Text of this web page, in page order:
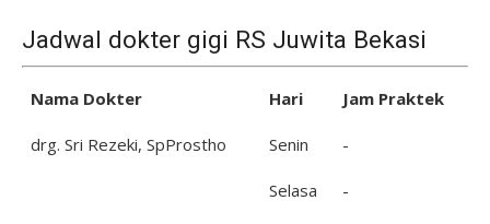
Jadwal dokter gigi RS Juwita Bekasi
Nama Dokter Hari Jam Praktek
drg. Sri Rezeki, SpProstho Senin -
Selasa -